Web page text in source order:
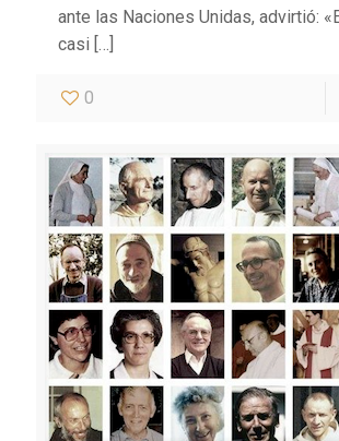
ante las Naciones Unidas, advirtió:
casi […]
0